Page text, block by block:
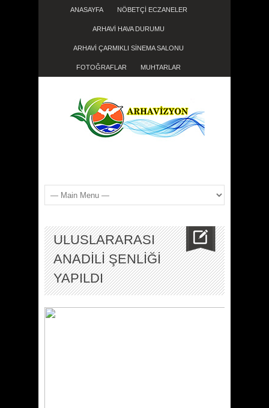
ANASAYFA NÖBETÇİ ECZANELER
ARHAVİ HAVA DURUMU
ARHAVİ ÇARMIKLI SİNEMA SALONU
FOTOĞRAFLAR MUHTARLAR
ULUSLARARASI
ANADİLİ ŞENLİĞİ
YAPILDI